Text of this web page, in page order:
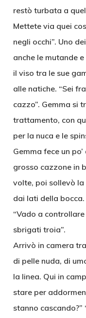
restò turbata a
Mettete via quei
negli occhi”. Uno
anche le mutande
il viso tra le sue
alle natiche. “Sei
cazzo”. Gemma si
trattamento, con
per la nuca e le
Gemma fece un
grosso cazzone in
volte, poi sollevò
dai lati della
“Vado a controllare
sbrigati troia”.
Arrivò in camera
di pelle nuda, di
la linea. Qui in
stare per
stanno cascando?”